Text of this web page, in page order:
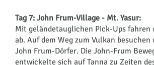
Tag 7: John Frum-Village - Mt. Yasur:
Mit geländetauglichen Pick-Ups fahren
ab. Auf dem Weg zum Vulkan besuchen
John Frum-Dörfer. Die John-Frum
entwickelte sich auf Tanna zu Zeiten